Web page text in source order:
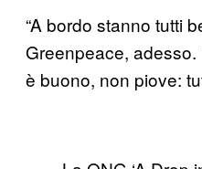
“A bordo stanno tutti
Greenpeace,
è buono, non piove: